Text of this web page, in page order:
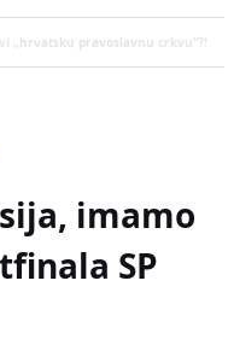
uspela u dehumanizaciji Vučića
imamo
SP